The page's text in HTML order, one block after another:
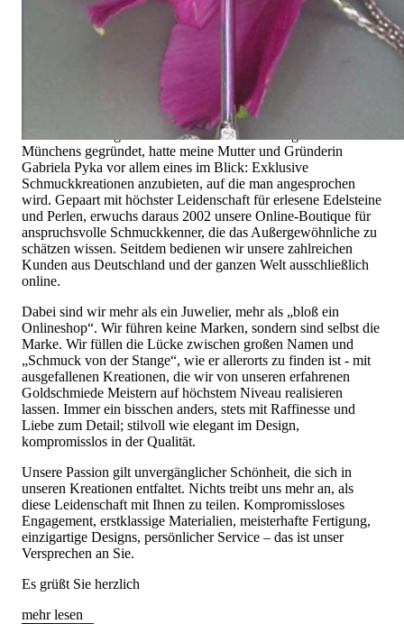
Hochwertiger Schmuck ist vor allem eine Frage des
Vertrauens. Zugleich sollte er so einzigartig sein wie die Frau,
die ihn trägt. Schmuck „von der Stange“ werden Sie daher bei
uns ebenso wenig finden wie Hotlines mit langen
Hochwertiger Schmuck ist mehr als „nur ein Accessoire“ - das
ist nicht nur unsere Überzeugung, sondern auch der Gedanke,
mit dem alles begann. 1995 als kleines Juweliergeschäft nahe
Münchens gegründet, hatte meine Mutter und Gründerin
Gabriela Pyka vor allem eines im Blick: Exklusive
Schmuckkreationen anzubieten, auf die man angesprochen
wird. Gepaart mit höchster Leidenschaft für erlesene Edelsteine
und Perlen, erwuchs daraus 2002 unsere Online-Boutique für
anspruchsvolle Schmuckkenner, die das Außergewöhnliche zu
schätzen wissen. Seitdem bedienen wir unsere zahlreichen
Kunden aus Deutschland und der ganzen Welt ausschließlich
online.
Dabei sind wir mehr als ein Juwelier, mehr als „bloß ein
Onlineshop“. Wir führen keine Marken, sondern sind selbst die
Marke. Wir füllen die Lücke zwischen großen Namen und
„Schmuck von der Stange“, wie er allerorts zu finden ist - mit
ausgefallenen Kreationen, die wir von unseren erfahrenen
Goldschmiede Meistern auf höchstem Niveau realisieren
lassen. Immer ein bisschen anders, stets mit Raffinesse und
Liebe zum Detail; stilvoll wie elegant im Design,
kompromisslos in der Qualität.
Unsere Passion gilt unvergänglicher Schönheit, die sich in
unseren Kreationen entfaltet. Nichts treibt uns mehr an, als
diese Leidenschaft mit Ihnen zu teilen. Kompromissloses
Engagement, erstklassige Materialien, meisterhafte Fertigung,
einzigartige Designs, persönlicher Service – das ist unser
Versprechen an Sie.
Es grüßt Sie herzlich
mehr lesen